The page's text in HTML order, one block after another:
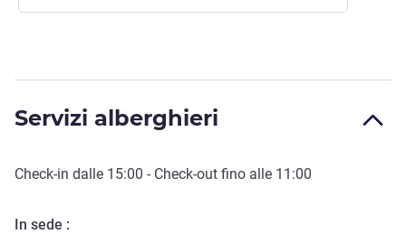
Servizi alberghieri
Check-in dalle 15:00 - Check-out fino alle 11:00
In sede